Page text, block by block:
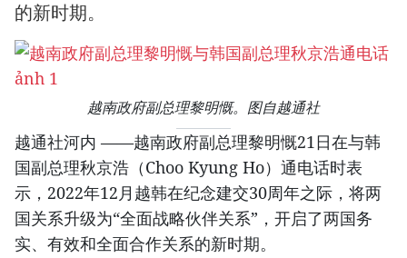
的新时期。
越南政府副总理黎明慨。图自越通社
越通社河内 ——越南政府副总理黎明慨21日在与韩
国副总理秋京浩（Choo Kyung Ho）通电话时表
示，2022年12月越韩在纪念建交30周年之际，将两
国关系升级为“全面战略伙伴关系”，开启了两国务
实、有效和全面合作关系的新时期。